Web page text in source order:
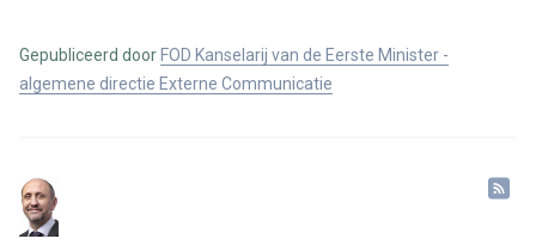
Gepubliceerd door FOD Kanselarij van de Eerste Minister -
algemene directie Externe Communicatie